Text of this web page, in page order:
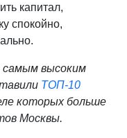
капитал,
спокойно,
самым высоким
ТОП-10
которых больше
Москвы.